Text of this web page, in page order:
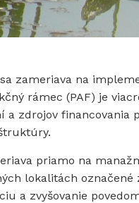
zameriava na
rámec (PAF) je
zdrojov financovania
priamo na
lokalitách
a zvyšovanie